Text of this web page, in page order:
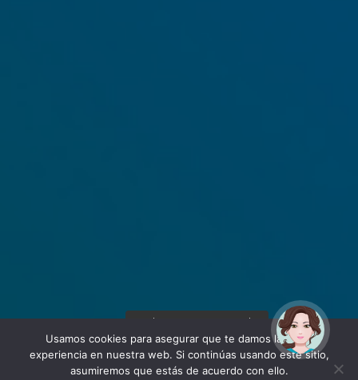
Usamos cookies para asegurar que te damos la mejor
experiencia en nuestra web. Si continúas usando este sitio,
asumiremos que estás de acuerdo con ello.
¡Hola! Soy Noy. ¿Puedo
ayudarte?